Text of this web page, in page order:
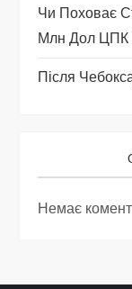
Чи Поховає
Млн Дол ЦПК
Після
Немає